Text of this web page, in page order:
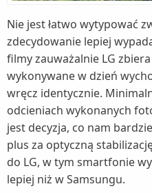
Nie jest łatwo wytypować
zdecydowanie lepiej
filmy zauważalnie LG
wykonywane w dzień
wręcz identycznie.
odcieniach wykonanych
jest decyzja, co nam
plus za optyczną
do LG, w tym smartfonie
lepiej niż w Samsungu.